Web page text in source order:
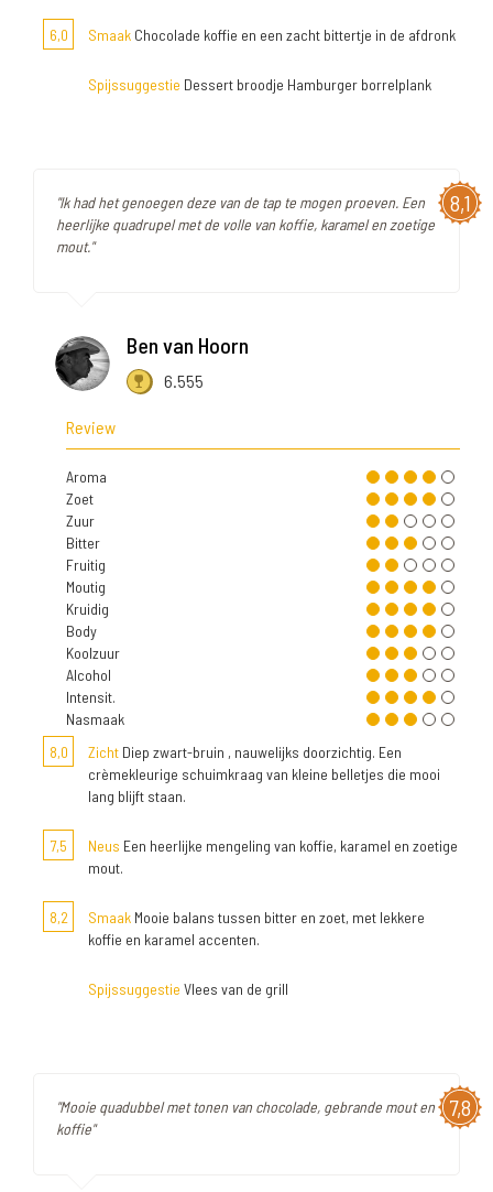
6,0 Smaak Chocolade koffie en een zacht bittertje in de afdronk
Spijssuggestie Dessert broodje Hamburger borrelplank
8,1
"Ik had het genoegen deze van de tap te mogen proeven. Een
heerlijke quadrupel met de volle van koffie, karamel en zoetige
mout."
Ben van Hoorn
6.555
Review
Aroma
Zoet
Zuur
Bitter
Fruitig
Moutig
Kruidig
Body
Koolzuur
Alcohol
Intensit.
Nasmaak
8,0
Zicht Diep zwart-bruin , nauwelijks doorzichtig. Een
crèmekleurige schuimkraag van kleine belletjes die mooi
lang blijft staan.
7,5 Neus Een heerlijke mengeling van koffie, karamel en zoetige
mout.
8,2 Smaak Mooie balans tussen bitter en zoet, met lekkere
koffie en karamel accenten.
Spijssuggestie Vlees van de grill
7,8
"Mooie quadubbel met tonen van chocolade, gebrande mout en
koffie"